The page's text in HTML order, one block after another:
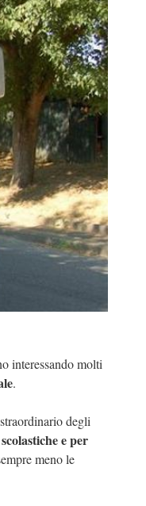
interessando molti
.
degli
e per
meno le